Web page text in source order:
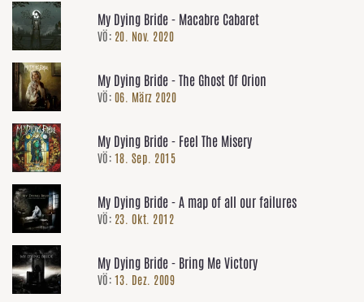
My Dying Bride - Macabre Cabaret
VÖ: 20. Nov. 2020
My Dying Bride - The Ghost Of Orion
VÖ: 06. März 2020
My Dying Bride - Feel The Misery
VÖ: 18. Sep. 2015
My Dying Bride - A map of all our failures
VÖ: 23. Okt. 2012
My Dying Bride - Bring Me Victory
VÖ: 13. Dez. 2009